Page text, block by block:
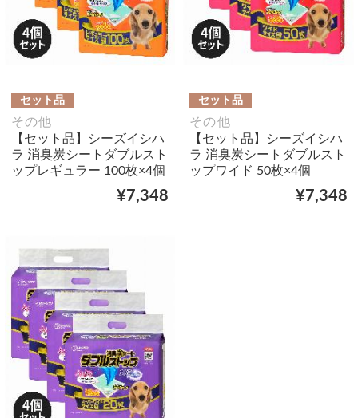
セット品
その他
【セット品】シーズイシハ
ラ 消臭炭シートダブルスト
ップレギュラー 100枚×4個
¥7,348
セット品
その他
【セット品】シーズイシハ
ラ 消臭炭シートダブルスト
ップワイド 50枚×4個
¥7,348